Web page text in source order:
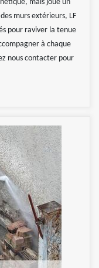
mais joue un
murs extérieurs, LF
pour raviver la tenue
à chaque
nous contacter pour